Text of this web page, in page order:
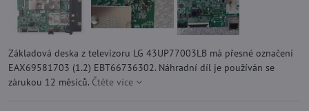
Základová deska z televizoru LG 43UP77003LB má přesné označení
EAX69581703 (1.2) EBT66736302. Náhradní díl je používán se
zárukou 12 měsíců. Čtěte více